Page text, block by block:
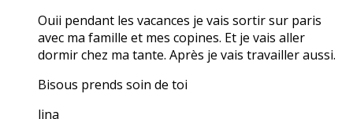
Ouii pendant les vacances je vais sortir sur paris
avec ma famille et mes copines. Et je vais aller
dormir chez ma tante. Après je vais travailler aussi.
Bisous prends soin de toi
lina